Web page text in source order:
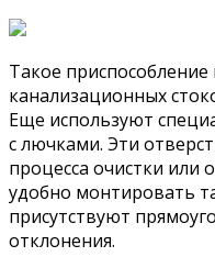
Такое
канализационных
Еще используют
с лючками. Эти
процесса очистки или
удобно монтировать
присутствуют
отклонения.